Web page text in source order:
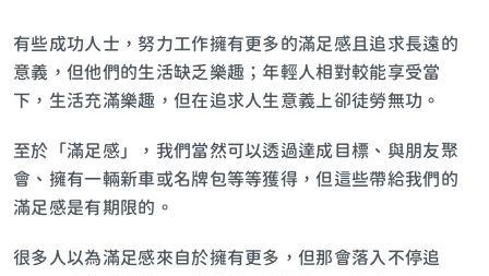
有些成功人士，努力工作擁有更多的滿足感且追求長遠的
意義，但他們的生活缺乏樂趣；年輕人相對較能享受當
下，生活充滿樂趣，但在追求人生意義上卻徒勞無功。
至於「滿足感」，我們當然可以透過達成目標、與朋友聚
會、擁有一輛新車或名牌包等等獲得，但這些帶給我們的
滿足感是有期限的。
很多人以為滿足感來自於擁有更多，但那會落入不停追